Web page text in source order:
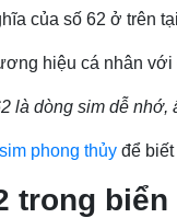
của số 62 ở trên
hiệu cá nhân
là dòng sim dễ
phong thủy để
trong biển